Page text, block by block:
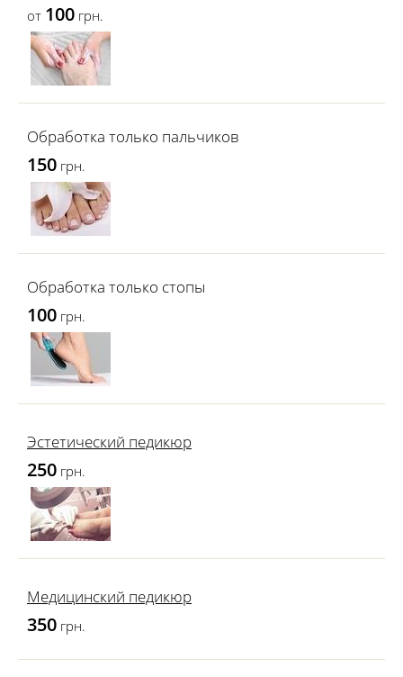
от 100 грн.
Обработка только пальчиков
150 грн.
Обработка только стопы
100 грн.
Эстетический педикюр
250 грн.
Медицинский педикюр
350 грн.